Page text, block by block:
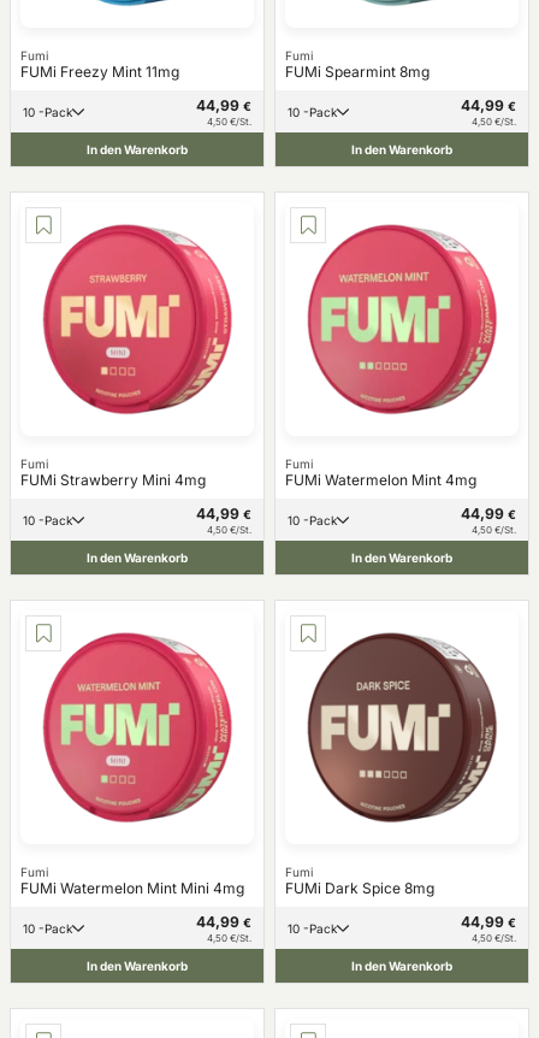
Fumi
FUMi Freezy Mint 11mg
10 -Pack 44,99 €
4,50 €/St.
In den Warenkorb
Fumi
FUMi Spearmint 8mg
10 -Pack 44,99 €
4,50 €/St.
In den Warenkorb
Fumi
FUMi Strawberry Mini 4mg
10 -Pack 44,99 €
4,50 €/St.
In den Warenkorb
Fumi
FUMi Watermelon Mint 4mg
10 -Pack 44,99 €
4,50 €/St.
In den Warenkorb
Fumi
FUMi Watermelon Mint Mini 4mg
10 -Pack 44,99 €
4,50 €/St.
In den Warenkorb
Fumi
FUMi Dark Spice 8mg
10 -Pack 44,99 €
4,50 €/St.
In den Warenkorb